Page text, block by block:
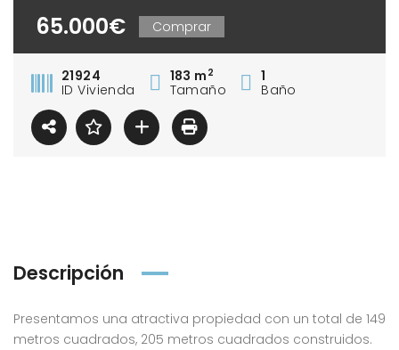
65.000€ Comprar
21924
ID Vivienda
183 m 2
Tamaño
1
Baño
Descripción
Presentamos una atractiva propiedad con un total de 149
metros cuadrados, 205 metros cuadrados construidos.